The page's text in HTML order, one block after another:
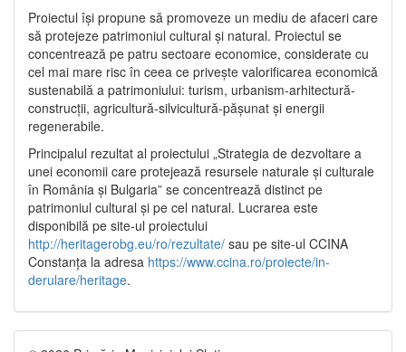
Proiectul își propune să promoveze un mediu de afaceri care
să protejeze patrimoniul cultural și natural. Proiectul se
concentrează pe patru sectoare economice, considerate cu
cel mai mare risc în ceea ce privește valorificarea economică
sustenabilă a patrimoniului: turism, urbanism-arhitectură-
construcții, agricultură-silvicultură-pășunat și energii
regenerabile.
Principalul rezultat al proiectului „Strategia de dezvoltare a
unei economii care protejează resursele naturale și culturale
în România și Bulgaria” se concentrează distinct pe
patrimoniul cultural și pe cel natural. Lucrarea este
disponibilă pe site-ul proiectului
http://heritagerobg.eu/ro/rezultate/ sau pe site-ul CCINA
Constanța la adresa https://www.ccina.ro/proiecte/in-
derulare/heritage.